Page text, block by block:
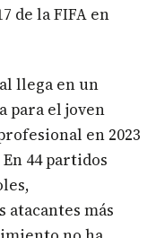
de la FIFA en
llega en un
para el joven
en 2023
44 partidos
atacantes más